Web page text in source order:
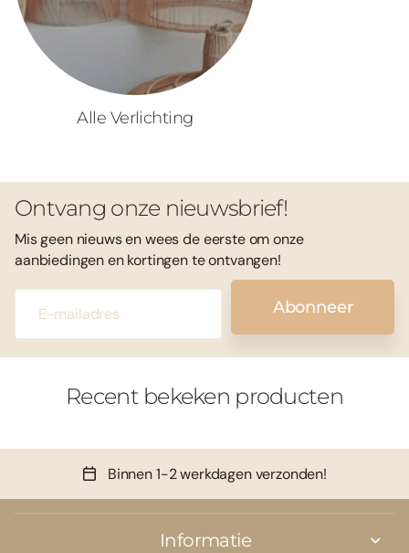
Alle Verlichting
Ontvang onze nieuwsbrief!
Mis geen nieuws en wees de eerste om onze
aanbiedingen en kortingen te ontvangen!
Abonneer
Recent bekeken producten
Binnen 1-2 werkdagen verzonden!
Informatie